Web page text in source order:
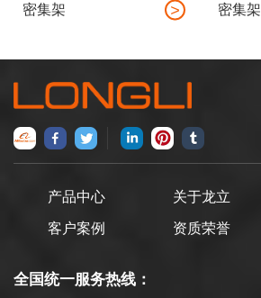
密集架 密集架
产品中心 关于龙立
客户案例 资质荣誉
全国统一服务热线：